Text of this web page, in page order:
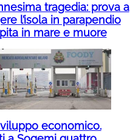
tragedia: prova a
l’isola in parapendio
in mare e muore
economico.